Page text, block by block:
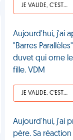
JE VALIDE, C'EST UNE VDM
Aujourd'hui, j'ai
"Barres
duvet qui orne
fille. VDM
JE VALIDE, C'EST UNE VDM
Aujourd'hui, j'ai
père. Sa